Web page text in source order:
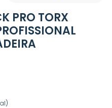
PRO TORX